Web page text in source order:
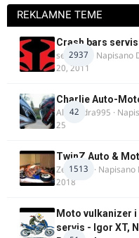
REKLAMNE TEME
2937
Crash bars servis
seba011 · Napisano
20, 2011
42
Charlie Auto-
Alexandra995 ·
25
1513
TwinZ Auto &
Zeljkamp · Napisano
2018
Moto vulkanizer
servis - Igor XT,